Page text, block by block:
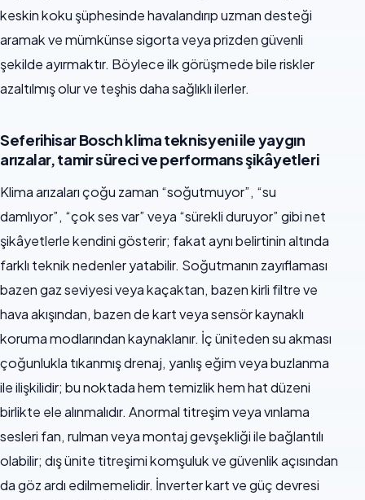
keskin koku şüphesinde havalandırıp uzman desteği
aramak ve mümkünse sigorta veya prizden güvenli
şekilde ayırmaktır. Böylece ilk görüşmede bile riskler
azaltılmış olur ve teşhis daha sağlıklı ilerler.
Seferihisar Bosch klima teknisyeni ile yaygın
arızalar, tamir süreci ve performans şikâyetleri
Klima arızaları çoğu zaman “soğutmuyor”, “su
damlıyor”, “çok ses var” veya “sürekli duruyor” gibi net
şikâyetlerle kendini gösterir; fakat aynı belirtinin altında
farklı teknik nedenler yatabilir. Soğutmanın zayıflaması
bazen gaz seviyesi veya kaçaktan, bazen kirli filtre ve
hava akışından, bazen de kart veya sensör kaynaklı
koruma modlarından kaynaklanır. İç üniteden su akması
çoğunlukla tıkanmış drenaj, yanlış eğim veya buzlanma
ile ilişkilidir; bu noktada hem temizlik hem hat düzeni
birlikte ele alınmalıdır. Anormal titreşim veya vınlama
sesleri fan, rulman veya montaj gevşekliği ile bağlantılı
olabilir; dış ünite titreşimi komşuluk ve güvenlik açısından
da göz ardı edilmemelidir. İnverter kart ve güç devresi